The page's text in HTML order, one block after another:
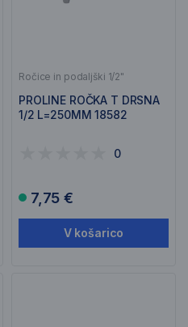
Ročice in podaljški 1/2"
PROLINE ROČKA T DRSNA
1/2 L=250MM 18582
0
7,75 €
V košarico